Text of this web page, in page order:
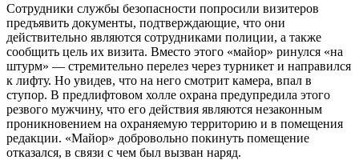
Сотрудники службы безопасности попросили визитеров
предъявить документы, подтверждающие, что они
действительно являются сотрудниками полиции, а также
сообщить цель их визита. Вместо этого «майор» ринулся «на
штурм» — стремительно перелез через турникет и направился
к лифту. Но увидев, что на него смотрит камера, впал в
ступор. В предлифтовом холле охрана предупредила этого
резвого мужчину, что его действия являются незаконным
проникновением на охраняемую территорию и в помещения
редакции. «Майор» добровольно покинуть помещение
отказался, в связи с чем был вызван наряд.